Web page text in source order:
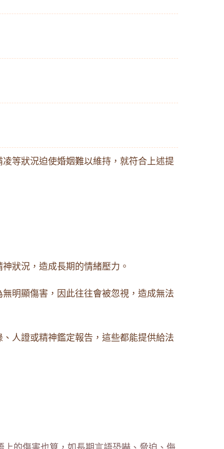
等狀況迫使婚姻難以維持，就符合上述提
狀況，造成長期的情緒壓力。
明顯傷害，因此往往會被忽視，造成無法
人證或精神鑑定報告，這些都能提供給法